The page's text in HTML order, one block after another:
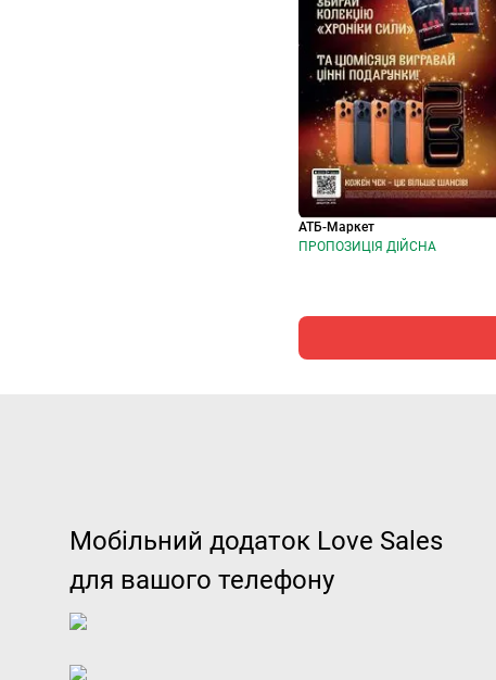
АТБ-Маркет
ПРОПОЗИЦІЯ ДІЙСНА
Мобільний додаток Love Sales
для вашого телефону